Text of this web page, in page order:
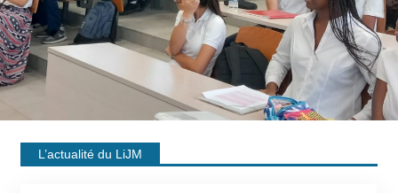
L’actualité du LiJM